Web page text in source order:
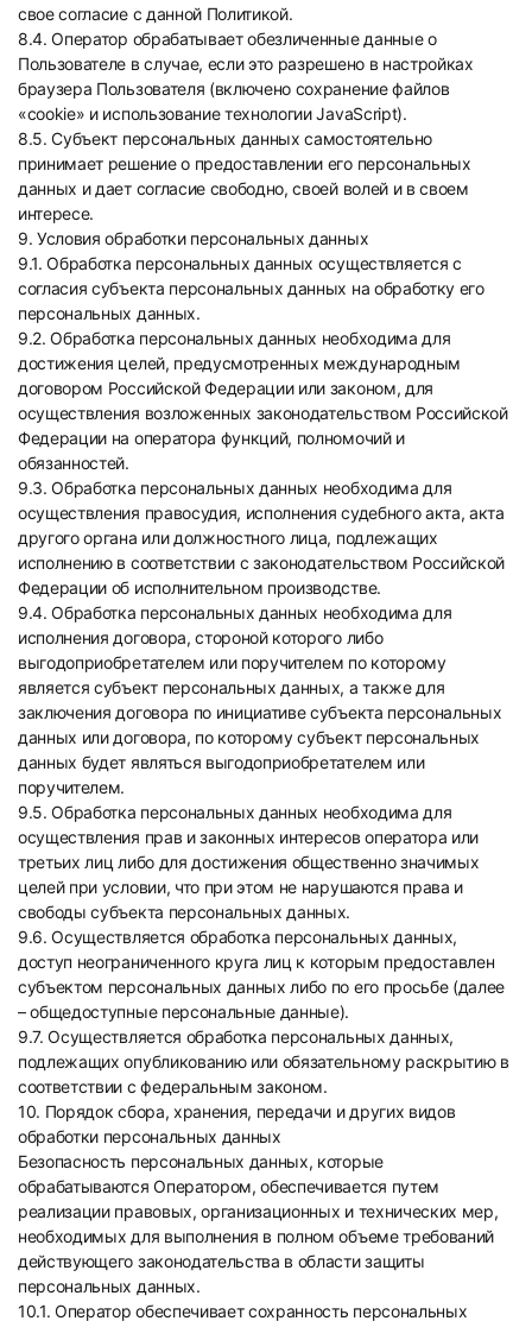
свое согласие с данной Политикой.
8.4. Оператор обрабатывает обезличенные данные о
Пользователе в случае, если это разрешено в настройках
браузера Пользователя (включено сохранение файлов
«cookie» и использование технологии JavaScript).
8.5. Субъект персональных данных самостоятельно
принимает решение о предоставлении его персональных
данных и дает согласие свободно, своей волей и в своем
интересе.
9. Условия обработки персональных данных
9.1. Обработка персональных данных осуществляется с
согласия субъекта персональных данных на обработку его
персональных данных.
9.2. Обработка персональных данных необходима для
достижения целей, предусмотренных международным
договором Российской Федерации или законом, для
осуществления возложенных законодательством Российской
Федерации на оператора функций, полномочий и
обязанностей.
9.3. Обработка персональных данных необходима для
осуществления правосудия, исполнения судебного акта, акта
другого органа или должностного лица, подлежащих
исполнению в соответствии с законодательством Российской
Федерации об исполнительном производстве.
9.4. Обработка персональных данных необходима для
исполнения договора, стороной которого либо
выгодоприобретателем или поручителем по которому
является субъект персональных данных, а также для
заключения договора по инициативе субъекта персональных
данных или договора, по которому субъект персональных
данных будет являться выгодоприобретателем или
поручителем.
9.5. Обработка персональных данных необходима для
осуществления прав и законных интересов оператора или
третьих лиц либо для достижения общественно значимых
целей при условии, что при этом не нарушаются права и
свободы субъекта персональных данных.
9.6. Осуществляется обработка персональных данных,
доступ неограниченного круга лиц к которым предоставлен
субъектом персональных данных либо по его просьбе (далее
– общедоступные персональные данные).
9.7. Осуществляется обработка персональных данных,
подлежащих опубликованию или обязательному раскрытию в
соответствии с федеральным законом.
10. Порядок сбора, хранения, передачи и других видов
обработки персональных данных
Безопасность персональных данных, которые
обрабатываются Оператором, обеспечивается путем
реализации правовых, организационных и технических мер,
необходимых для выполнения в полном объеме требований
действующего законодательства в области защиты
персональных данных.
10.1. Оператор обеспечивает сохранность персональных